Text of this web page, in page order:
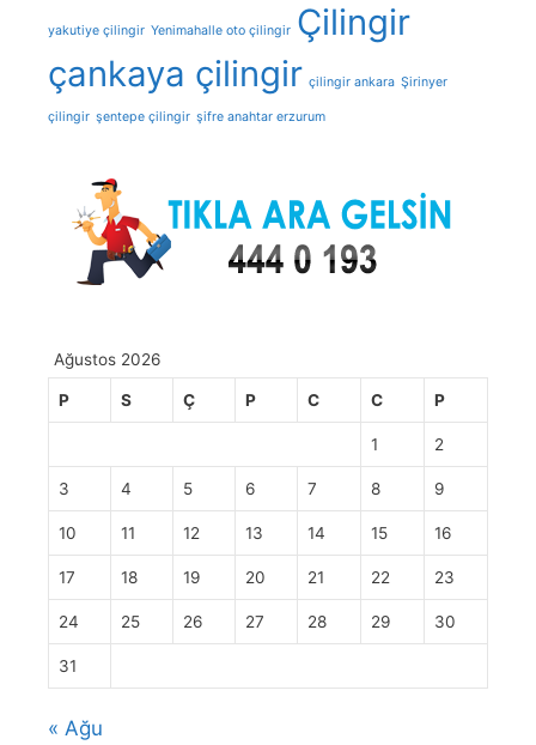
yakutiye çilingir Yenimahalle oto çilingir Çilingir
çankaya çilingir çilingir ankara Şirinyer
çilingir şentepe çilingir şifre anahtar erzurum
Ağustos 2026
P S Ç P C C P
1 2
3 4 5 6 7 8 9
10 11 12 13 14 15 16
17 18 19 20 21 22 23
24 25 26 27 28 29 30
31
« Ağu